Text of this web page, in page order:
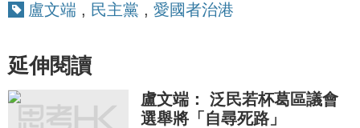
盧文端 , 民主黨 , 愛國者治港
延伸閱讀
盧文端： 泛民若杯葛區議會
選舉將「自尋死路」